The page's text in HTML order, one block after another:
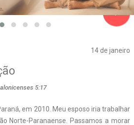
14 de janeiro
5:17
em 2010. Meu esposo iria trabalhar
Norte-Paranaense. Passamos a morar
navigate_next